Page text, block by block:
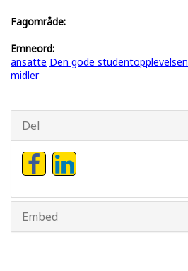
Fagområde:
Emneord:
ansatte Den gode studentopplevelsen
midler
Del
Embed